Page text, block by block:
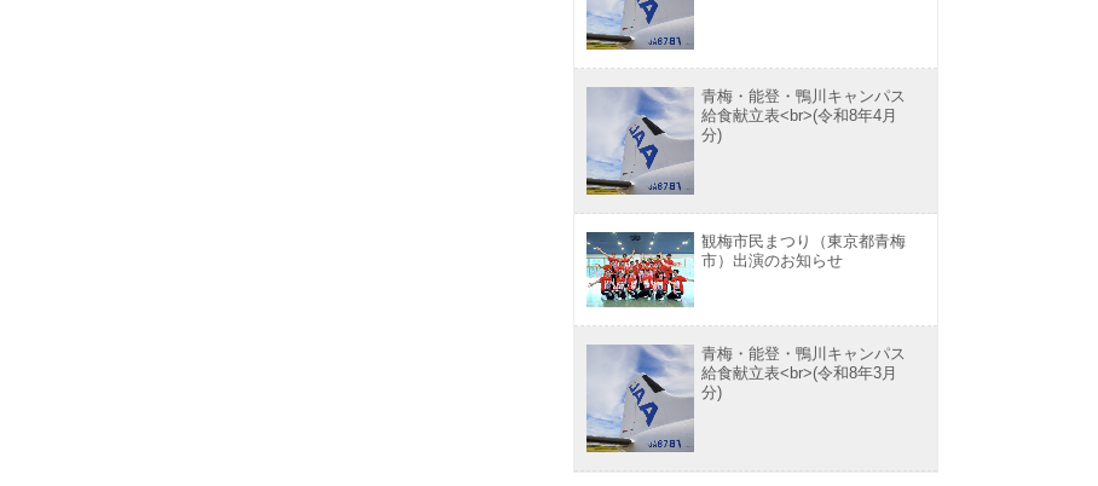
青梅・能登・鴨川キャンパス
給食献立表<br>(令和8年4月
分)
観梅市民まつり（東京都青梅
市）出演のお知らせ
青梅・能登・鴨川キャンパス
給食献立表<br>(令和8年3月
分)